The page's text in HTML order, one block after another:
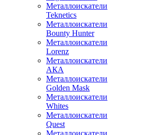
Металлоискатели
Teknetics
Металлоискатели
Bounty Hunter
Металлоискатели
Lorenz
Металлоискатели
АКА
Металлоискатели
Golden Mask
Металлоискатели
Whites
Металлоискатели
Quest
Металлоискатели